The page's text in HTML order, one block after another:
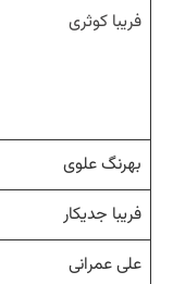
فریبا کوثری
بهرنگ علوی
فریبا جدیکار
علی عمرانی